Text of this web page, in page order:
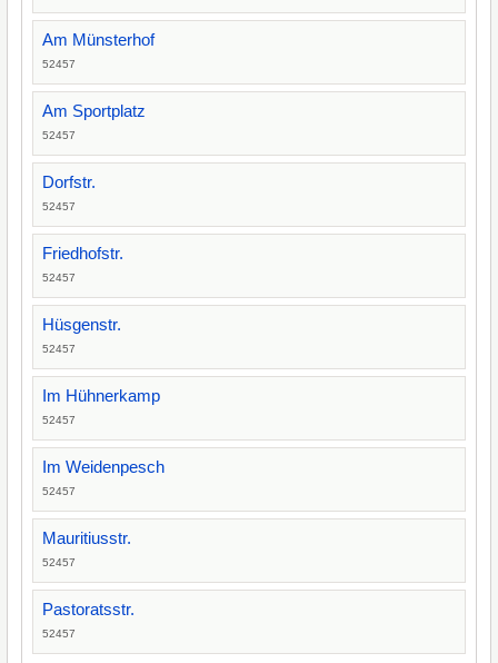
Am Münsterhof
52457
Am Sportplatz
52457
Dorfstr.
52457
Friedhofstr.
52457
Hüsgenstr.
52457
Im Hühnerkamp
52457
Im Weidenpesch
52457
Mauritiusstr.
52457
Pastoratsstr.
52457